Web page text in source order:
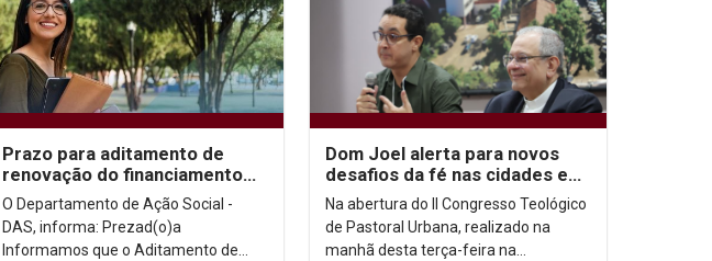
Prazo para aditamento de
renovação do financiamento
FIES 1º/2026 encerra-se dia
31/05
O Departamento de Ação Social -
DAS, informa: Prezad(o)a
Informamos que o Aditamento de
Dom Joel alerta para novos
desafios da fé nas cidades em
congresso na Unicap
Na abertura do II Congresso Teológico
de Pastoral Urbana, realizado na
manhã desta terça-feira na